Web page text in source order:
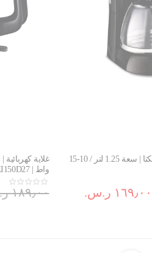
صانع القهوة جراند بريفكتا | سعة 1.25 لتر / 10-15
١٦٩٫٠٠ ر.س.‏
واط | KI150D27
١٨٩٫٠٠ ر.س.‏